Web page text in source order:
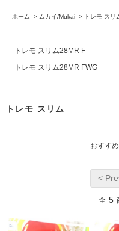
ホーム > ムカイ/Mukai > トレモ スリ
トレモ スリム28MR F
トレモ スリム28MR FWG
トレモ スリム
おすす
<
全 5